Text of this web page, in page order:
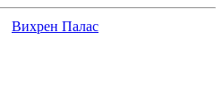
Вихрен Палас